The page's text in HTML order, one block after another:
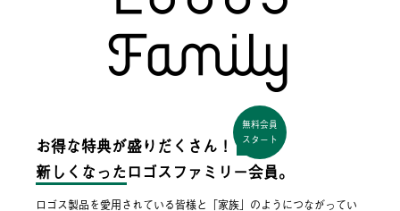
お得な特典が盛りだくさん！
無料会員
スタート
新しくなった ロゴスファミリー会員。
ロゴス製品を愛用されている皆様と「家族」のようにつながってい